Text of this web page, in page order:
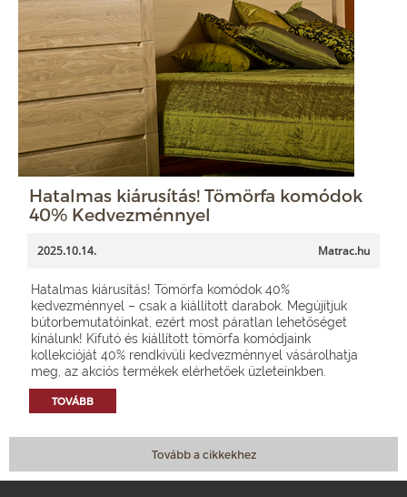
Hatalmas kiárusítás! Tömörfa komódok
40% Kedvezménnyel
2025.10.14. Matrac.hu
Hatalmas kiárusítás! Tömörfa komódok 40%
kedvezménnyel – csak a kiállított darabok. Megújítjuk
bútorbemutatóinkat, ezért most páratlan lehetőséget
kínálunk! Kifutó és kiállított tömörfa komódjaink
kollekcióját 40% rendkívüli kedvezménnyel vásárolhatja
meg, az akciós termékek elérhetőek üzleteinkben.
TOVÁBB
Tovább a cikkekhez